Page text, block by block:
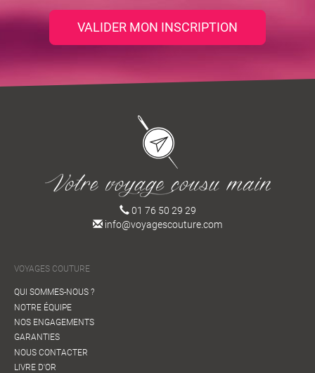
VALIDER MON INSCRIPTION
01 76 50 29 29
info@voyagescouture.com
VOYAGES COUTURE
QUI SOMMES-NOUS ?
NOTRE ÉQUIPE
NOS ENGAGEMENTS
GARANTIES
NOUS CONTACTER
LIVRE D'OR